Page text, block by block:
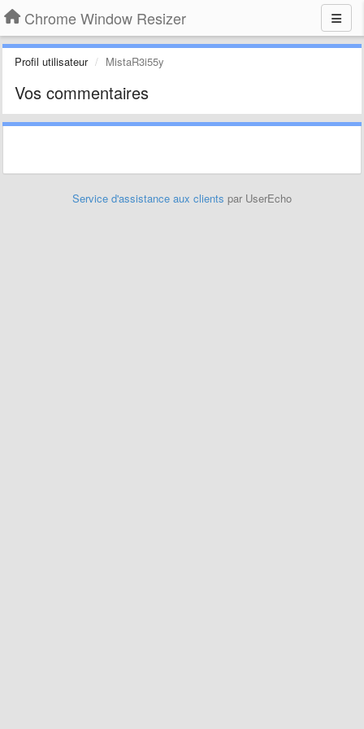
Chrome Window Resizer
Profil utilisateur MistaR3i55y
Vos commentaires
Service d'assistance aux clients par UserEcho